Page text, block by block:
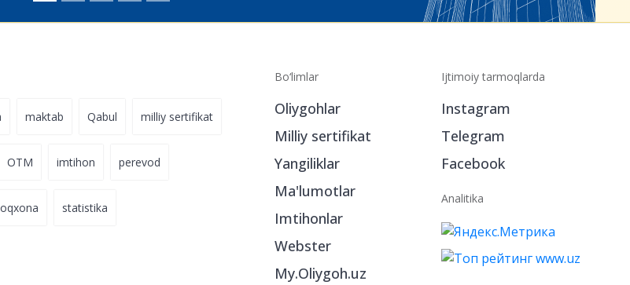
maktab Qabul milliy sertifikat
OTM imtihon perevod
statistika
Bo‘limlar
Oliygohlar
Milliy sertifikat
Yangiliklar
Ma'lumotlar
Imtihonlar
Webster
My.Oliygoh.uz
Ijtimoiy tarmoqlarda
Instagram
Telegram
Facebook
Analitika